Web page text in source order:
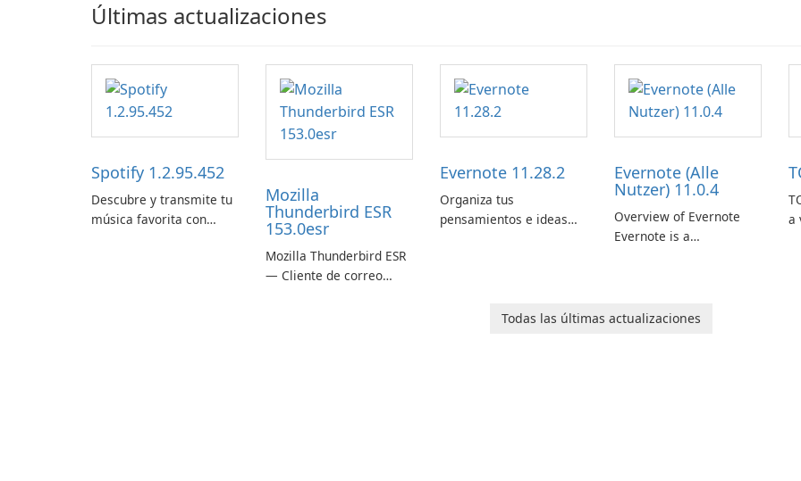
Últimas actualizaciones
Spotify 1.2.95.452
Descubre y transmite tu
música favorita con
Mozilla
Thunderbird ESR
153.0esr
Mozilla Thunderbird ESR
— Cliente de correo
Evernote 11.28.2
Organiza tus
pensamientos e ideas
Evernote (Alle
Nutzer) 11.0.4
Overview of Evernote
Evernote is a
help users capture,
a
Todas las últimas actualizaciones